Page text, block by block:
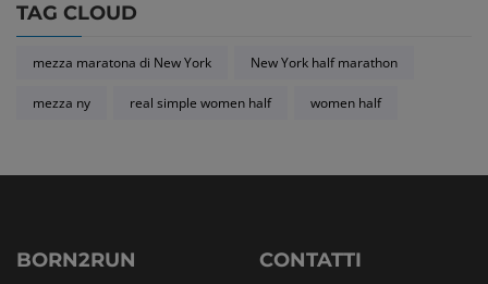
TAG CLOUD
mezza maratona di New York New York half marathon
mezza ny real simple women half women half
BORN2RUN CONTATTI